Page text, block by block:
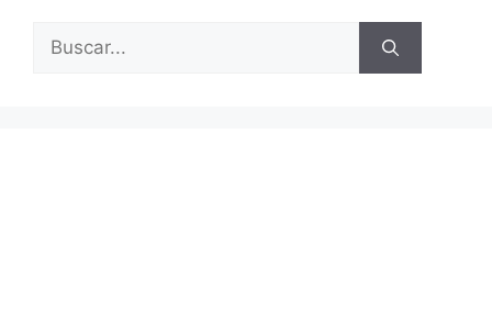
Buscar: